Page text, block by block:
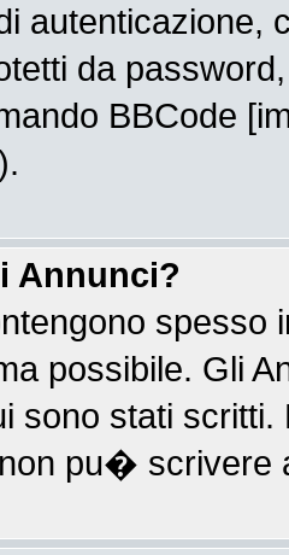
autenticazione,
da
BBCode
Annunci?
spesso
possibile. Gli
sono stati
pu� scrivere